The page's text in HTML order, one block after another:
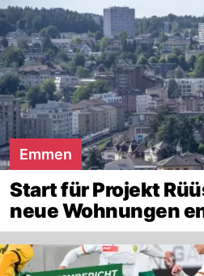
Emmen
Start für Projekt
neue Wohnungen